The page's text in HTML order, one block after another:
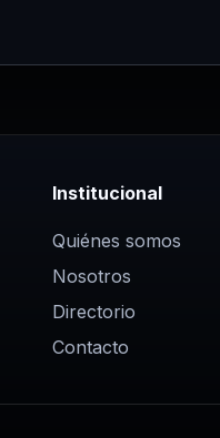
Institucional
Quiénes somos
Nosotros
Directorio
Contacto